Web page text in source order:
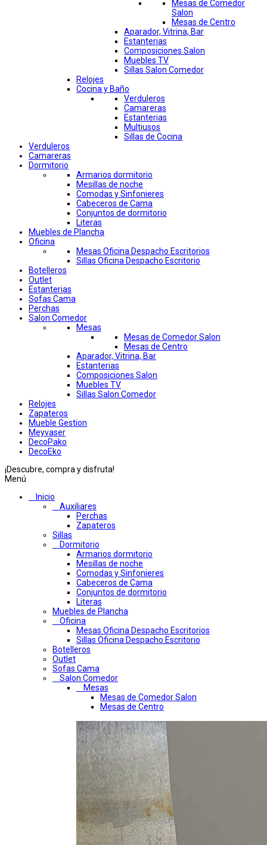
Mesas de Comedor
Salon
Mesas de Centro
Aparador, Vitrina, Bar
Estanterias
Composiciones Salon
Muebles TV
Sillas Salon Comedor
Relojes
Cocina y Baño
Verduleros
Camareras
Estanterias
Multiusos
Sillas de Cocina
Verduleros
Camareras
Dormitorio
Armarios dormitorio
Mesillas de noche
Comodas y Sinfonieres
Cabeceros de Cama
Conjuntos de dormitorio
Literas
Muebles de Plancha
Oficina
Mesas Oficina Despacho Escritorios
Sillas Oficina Despacho Escritorio
Botelleros
Outlet
Estanterias
Sofas Cama
Perchas
Salon Comedor
Mesas
Mesas de Comedor Salon
Mesas de Centro
Aparador, Vitrina, Bar
Estanterias
Composiciones Salon
Muebles TV
Sillas Salon Comedor
Relojes
Zapateros
Mueble Gestion
Meyvaser
DecoPako
DecoEko
¡Descubre, compra y disfruta!
Menú
Inicio
Auxiliares
Perchas
Zapateros
Sillas
Dormitorio
Armarios dormitorio
Mesillas de noche
Comodas y Sinfonieres
Cabeceros de Cama
Conjuntos de dormitorio
Literas
Muebles de Plancha
Oficina
Mesas Oficina Despacho Escritorios
Sillas Oficina Despacho Escritorio
Botelleros
Outlet
Sofas Cama
Salon Comedor
Mesas
Mesas de Comedor Salon
Mesas de Centro